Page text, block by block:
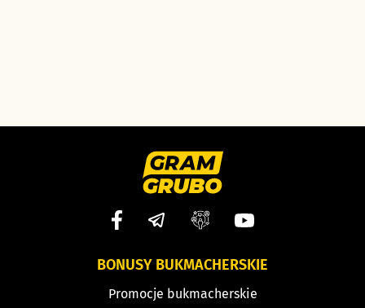
BONUSY BUKMACHERSKIE
Promocje bukmacherskie